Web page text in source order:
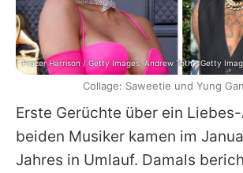
Erste Gerüchte über ein
beiden Musiker kamen im
Jahres in Umlauf. Damals
Frazer Harrison / Getty Images, Andrew Toth / Getty
Collage: Saweetie und Yung